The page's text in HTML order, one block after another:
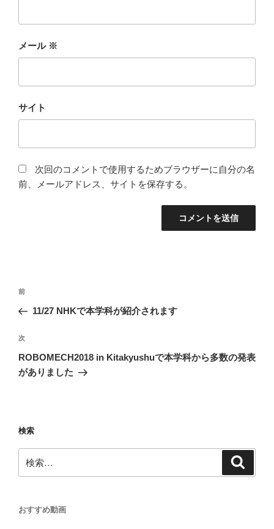
メール ※
サイト
次回のコメントで使用するためブラウザーに自分の名
前、メールアドレス、サイトを保存する。
投
ナ
ビ
ゲ
ー
前
の
稿
前
11/27 NHKで本学科が紹介されます
次
の
投
次
ROBOMECH2018 in Kitakyushuで本学科から多数の発表
がありました
検索
索:
おすすめ動画